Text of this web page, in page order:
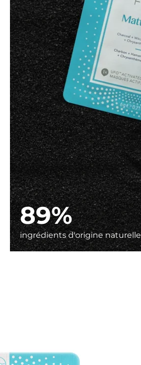
89%
ingrédients d'origine naturelle